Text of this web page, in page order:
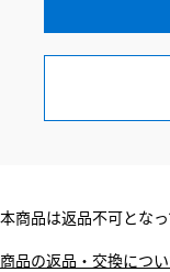
本商品は返品不可とな
商品の返品・交換につ